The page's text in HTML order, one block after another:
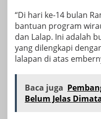
“Di hari ke-14 bulan
bantuan program
dan Lalap. Ini adalah
yang dilengkapi
lalapan di atas
Baca juga
Belum Jelas